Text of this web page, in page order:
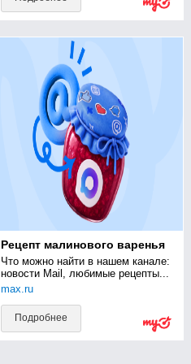
Рецепт малинового варенья
Что можно найти в нашем канале:
новости Mail, любимые рецепты...
max.ru
Подробнее